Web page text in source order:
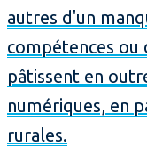
autres d'un
compétences ou
pâtissent en
numériques, en
rurales.